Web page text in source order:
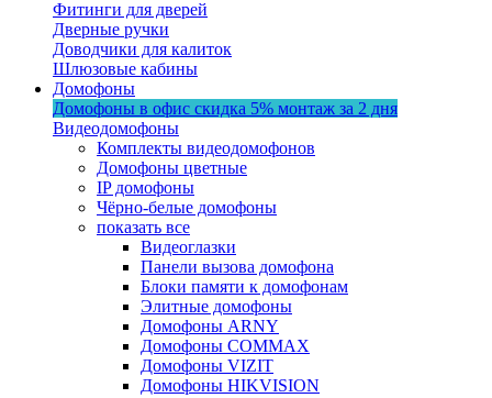
Фитинги для дверей
Дверные ручки
Доводчики для калиток
Шлюзовые кабины
Домофоны
Домофоны в офис скидка 5% монтаж за 2 дня
Видеодомофоны
Комплекты видеодомофонов
Домофоны цветные
IP домофоны
Чёрно-белые домофоны
показать все
Видеоглазки
Панели вызова домофона
Блоки памяти к домофонам
Элитные домофоны
Домофоны ARNY
Домофоны COMMAX
Домофоны VIZIT
Домофоны HIKVISION